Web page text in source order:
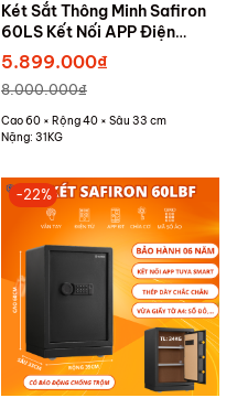
Két Sắt Thông Minh Safiron
60LS Kết Nối APP Điện
Thoại
5.899.000₫
8.000.000₫
Cao 60 × Rộng 40 × Sâu 33 cm
Nặng: 31KG
-22%